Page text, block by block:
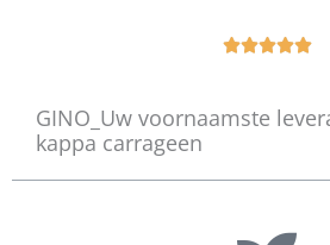
V
o
GINO_Uw voornaamste
kappa carrageen